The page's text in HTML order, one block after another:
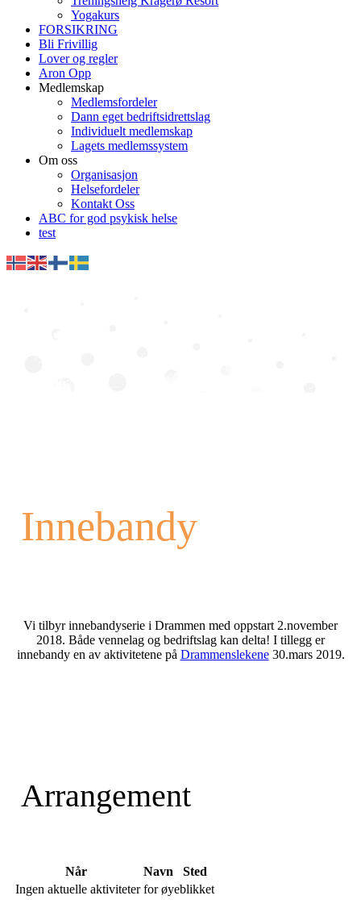
Yogakurs
FORSIKRING
Bli Frivillig
Lover og regler
Aron Opp
Medlemskap
Medlemsfordeler
Dann eget bedriftsidrettslag
Individuelt medlemskap
Lagets medlemssystem
Om oss
Organisasjon
Helsefordeler
Kontakt Oss
ABC for god psykisk helse
test
Innebandy
Vi tilbyr innebandyserie i Drammen med oppstart 2.november
2018. Både vennelag og bedriftslag kan delta! I tillegg er
innebandy en av aktivitetene på Drammenslekene30.mars 2019.
Arrangement
Når Navn
Sted
Ingen aktuelle aktiviteter for øyeblikket